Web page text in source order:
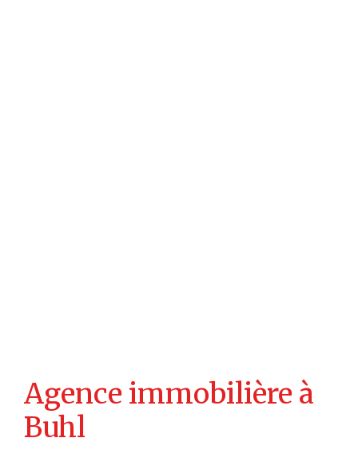
Agence immobilière à
Buhl